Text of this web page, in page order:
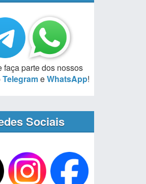
faça parte dos nossos
TelegrameWhatsApp!
Sociais